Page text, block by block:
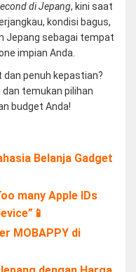
di Jepang, kini saat
kondisi bagus,
Jepang sebagai tempat
impian Anda.
dan penuh kepastian?
dan temukan pilihan
budget Anda!
Belanja Gadget
many Apple IDs
MOBAPPY di